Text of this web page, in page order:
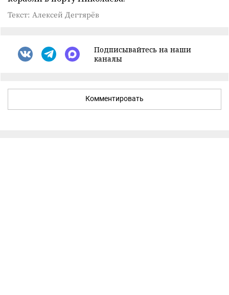
Текст: Алексей Дегтярёв
Подписывайтесь на наши
каналы
Комментировать